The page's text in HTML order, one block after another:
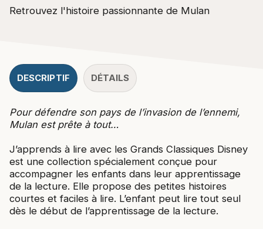
Retrouvez l'histoire passionnante de Mulan
DESCRIPTIF DÉTAILS
Pour défendre son pays de l’invasion de l’ennemi,
Mulan est prête à tout…
J’apprends à lire avec les Grands Classiques Disney
est une collection spécialement conçue pour
accompagner les enfants dans leur apprentissage
de la lecture. Elle propose des petites histoires
courtes et faciles à lire. L’enfant peut lire tout seul
dès le début de l’apprentissage de la lecture.